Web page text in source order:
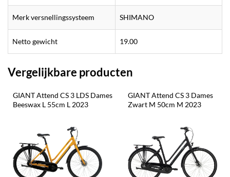
Merk versnellingssysteem SHIMANO
Netto gewicht 19.00
Vergelijkbare producten
GIANT Attend CS 3 LDS Dames
Beeswax L 55cm L 2023
GIANT Attend CS 3 Dames
Zwart M 50cm M 2023